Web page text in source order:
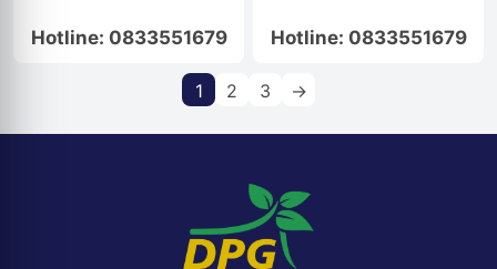
Hotline: 0833551679 Hotline: 0833551679
1 2 3 →